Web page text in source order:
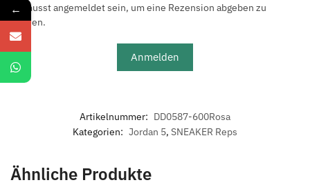
Du musst angemeldet sein, um eine Rezension abgeben zu
können.
Anmelden
Artikelnummer: DD0587-600Rosa
Kategorien: Jordan 5, SNEAKER Reps
Ähnliche Produkte
←